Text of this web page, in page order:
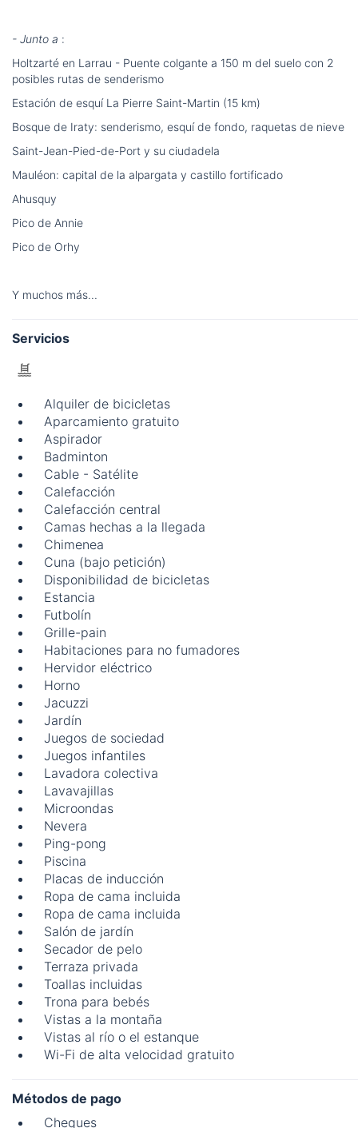
- Junto a :
Holtzarté en Larrau - Puente colgante a 150 m del suelo con 2
posibles rutas de senderismo
Estación de esquí La Pierre Saint-Martin (15 km)
Bosque de Iraty: senderismo, esquí de fondo, raquetas de nieve
Saint-Jean-Pied-de-Port y su ciudadela
Mauléon: capital de la alpargata y castillo fortificado
Ahusquy
Pico de Annie
Pico de Orhy
Y muchos más...
Servicios
Alquiler de bicicletas
Aparcamiento gratuito
Aspirador
Badminton
Cable - Satélite
Calefacción
Calefacción central
Camas hechas a la llegada
Chimenea
Cuna (bajo petición)
Disponibilidad de bicicletas
Estancia
Futbolín
Grille-pain
Habitaciones para no fumadores
Hervidor eléctrico
Horno
Jacuzzi
Jardín
Juegos de sociedad
Juegos infantiles
Lavadora colectiva
Lavavajillas
Microondas
Nevera
Ping-pong
Piscina
Placas de inducción
Ropa de cama incluida
Ropa de cama incluida
Salón de jardín
Secador de pelo
Terraza privada
Toallas incluidas
Trona para bebés
Vistas a la montaña
Vistas al río o el estanque
Wi-Fi de alta velocidad gratuito
Métodos de pago
Cheques